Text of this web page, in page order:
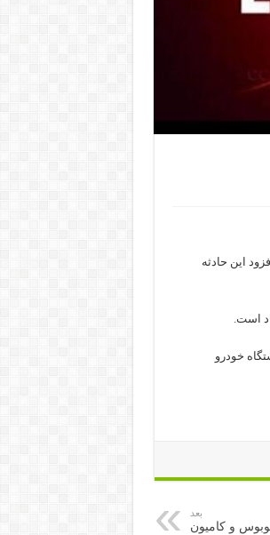
این حادثه
است.
یک دستگاه خودرو
بعد
و کامیون